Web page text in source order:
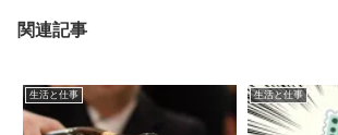
関連記事
生活と仕事 生活と仕事